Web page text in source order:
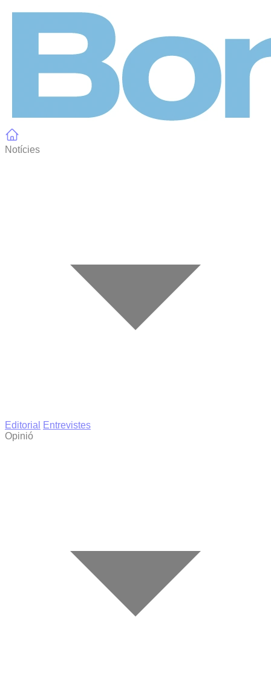
Notícies
Editorial
Entrevistes
Opinió